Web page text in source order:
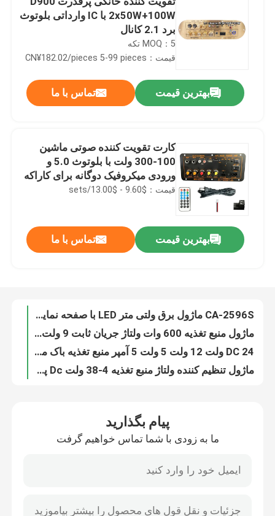
خونه
محصولات
درباره ما
کنترل کیفیت
با ما تماس بگیرید
وبلاگ
ماژول برد تقویت کننده
2x50W+100W با IC وارداتی بلوتوث
برد 2.1 کانال
MOQ：5 تکه
قیمت：CN¥182.02/pieces 5-99 pieces
بهترین قیمت تماس با ما
کارت تقویت کننده صوتی ماشین
100-300 ولت با بلوتوث 5.0 و
ورودی میکروفیک دوگانه برای کاراکه
و سوبووفر
قیمت：$9.60 - $13.00/sets
بهترین قیمت تماس با ما
CA-2596S ماژول برق ولتی متر LED با صفحه نمایش دیجیتال LM2596
ماژول منبع تغذیه 600 وات ولتاژ جریان ثابت 9 ولت - 60 ولت تا 12 ولت - 80 ولت DC
DC 24 ولت 12 ولت 5 ولت 5 آمپر منبع تغذیه باک مبدل USB
ماژول تنظیم کننده ولتاژ منبع تغذیه 4-38 ولت Dc پایین آمدن XL4016E1
پیام بگذارید
ما به زودی با شما تماس خواهیم گرفت